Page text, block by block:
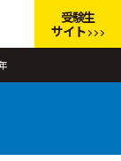
受験生
サイト